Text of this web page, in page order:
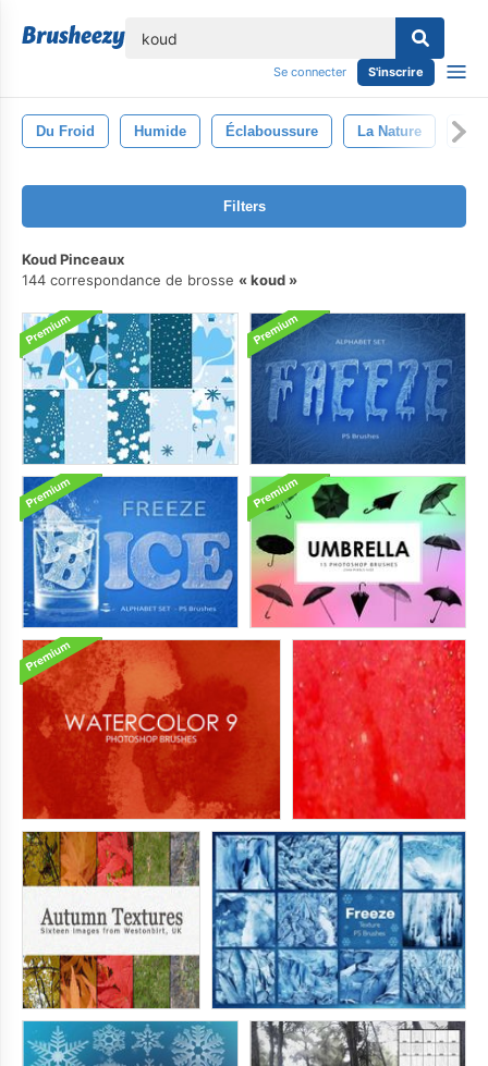
Se connecter S'inscrire
Du Froid Humide Éclaboussure La Nature
Filters
Koud Pinceaux
144 correspondance de brosse
koud